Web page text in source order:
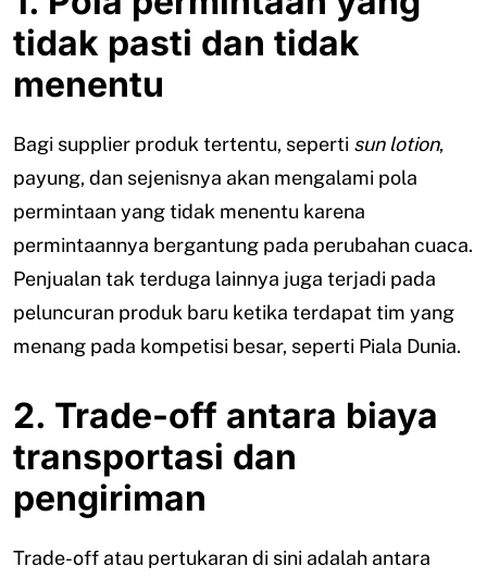
tidak pasti dan tidak
menentu
Bagi supplier produk tertentu, seperti sun lotion,
payung, dan sejenisnya akan mengalami pola
permintaan yang tidak menentu karena
permintaannya bergantung pada perubahan cuaca.
Penjualan tak terduga lainnya juga terjadi pada
peluncuran produk baru ketika terdapat tim yang
menang pada kompetisi besar, seperti Piala Dunia.
2. Trade-off antara biaya
transportasi dan
pengiriman
Trade-off atau pertukaran di sini adalah antara